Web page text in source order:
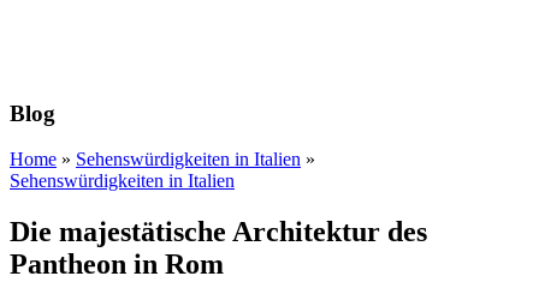
Blog
Home » Sehenswürdigkeiten in Italien »
Sehenswürdigkeiten in Italien
Die majestätische Architektur des
Pantheon in Rom